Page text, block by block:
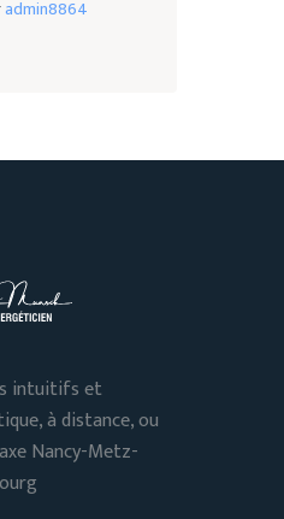
admin8864
intuitifs et
à distance, ou
Nancy-Metz-